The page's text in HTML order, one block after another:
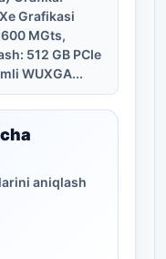
Grafikasi
MGts,
512 GB PCIe
WUXGA...
aniqlash